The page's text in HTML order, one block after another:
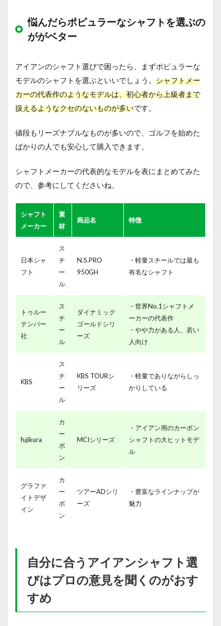
悩んだらポピュラーなシャフトを選ぶの
ががベター
アイアンのシャフト選びで困ったら、まずポピュラーな
モデルのシャフトを選ぶといいでしょう。 シャフトメー
カーの代表作のようなモデルは、初心者から上級者まで
扱えるようなクセのないものが多いです。
値段もリーズナブルなものが多いので、ゴルフを始めた
ばかりの人でも安心して購入できます。
シャフトメーカーの代表的なモデルを表にまとめてみた
ので、参考にしてくださいね。
シャフト
メーカー
素
材
商品名 特徴
日本シャ
フト
ス
チ
ー
ル
N.S.PRO
950GH
・軽量スチールでは最も
有名なシャフト
トゥルー
テンパー
社
ス
チ
ー
ル
ダイナミック
ゴールドシリ
ーズ
・世界No.1シャフトメ
ーカーの代表作
・やや力がある人、若い
人向け
KBS
ス
チ
ー
ル
KBS TOURシ
リーズ
・軽量でありながらしっ
かりしている
fujikura
カ
ー
ボ
ン
MCIシリーズ
・アイアン用のカーボン
シャフトの大ヒットモデ
ル
グラファ
イトデザ
イン
カ
ー
ボ
ン
ツアーADシリ
ーズ
・豊富なラインナップが
魅力
自分に合うアイアンシャフト選
びはプロの意見を聞くのがおす
すめ